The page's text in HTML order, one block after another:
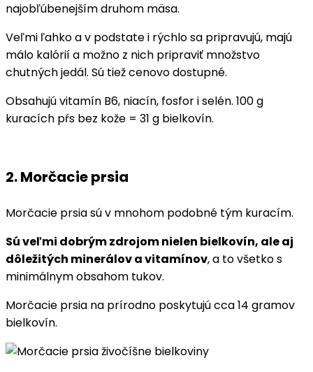
najobľúbenejším druhom mäsa.
Veľmi ľahko a v podstate i rýchlo sa pripravujú, majú
málo kalórií a možno z nich pripraviť množstvo
chutných jedál. Sú tiež cenovo dostupné.
Obsahujú vitamín B6, niacín, fosfor i selén. 100 g
kuracích pŕs bez kože = 31 g bielkovín.
2. Morčacie prsia
Morčacie prsia sú v mnohom podobné tým kuracím.
Sú veľmi dobrým zdrojom nielen bielkovín, ale aj
dôležitých minerálov a vitamínov, a to všetko s
minimálnym obsahom tukov.
Morčacie prsia na prírodno poskytujú cca 14 gramov
bielkovín.